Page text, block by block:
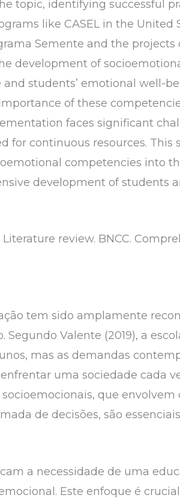
topic, identifying successful
like CASEL in the United
Semente and the
development of
students’ emotional well-
of these
faces significant
for continuous resources. This
competencies into
development of students
review. BNCC.
tem sido amplamente
Valente (2019), a
mas as demandas
uma sociedade cada
que envolvem
de decisões, são
a necessidade de uma
Este enfoque é